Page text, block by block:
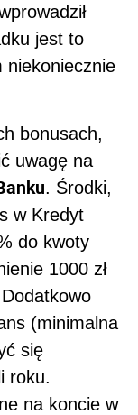
jest to
niekoniecznie
bonusach,
uwagę na
. Środki,
w Kredyt
do kwoty
1000 zł
(minimalna
się
roku.
na koncie w